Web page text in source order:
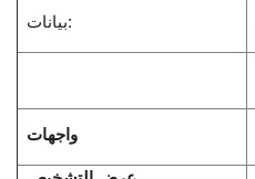
بيانات:
واجهات